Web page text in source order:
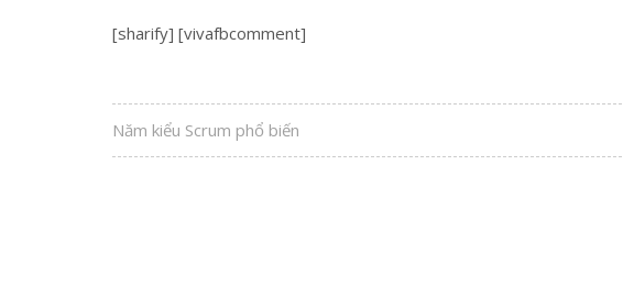
[sharify] [vivafbcomment]
Năm kiểu Scrum phổ biến